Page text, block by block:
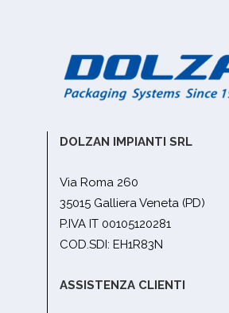
DOLZAN IMPIANTI SRL
Via Roma 260
35015 Galliera Veneta (PD)
P.IVA IT 00105120281
COD.SDI: EH1R83N
ASSISTENZA CLIENTI